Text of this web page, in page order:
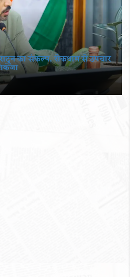
का संकल्प, रोकथाम से उपचार